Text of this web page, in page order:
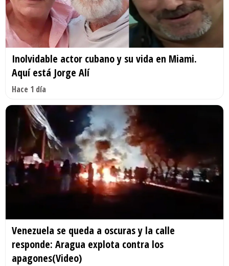
Inolvidable actor cubano y su vida en Miami.
Aquí está Jorge Alí
Hace 1 día
Venezuela se queda a oscuras y la calle
responde: Aragua explota contra los
apagones(Video)